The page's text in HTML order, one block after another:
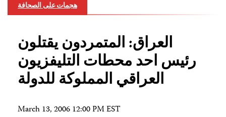
هجمات على الصحافة
العراق: المتمردون يقتلون
رئيس احد محطات التليفزيون
العراقي المملوكة للدولة
March 13, 2006 12:00 PM EST